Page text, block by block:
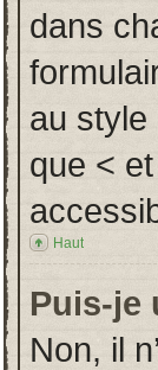
dans
au style
que <
Haut
Puis-je
Non, il